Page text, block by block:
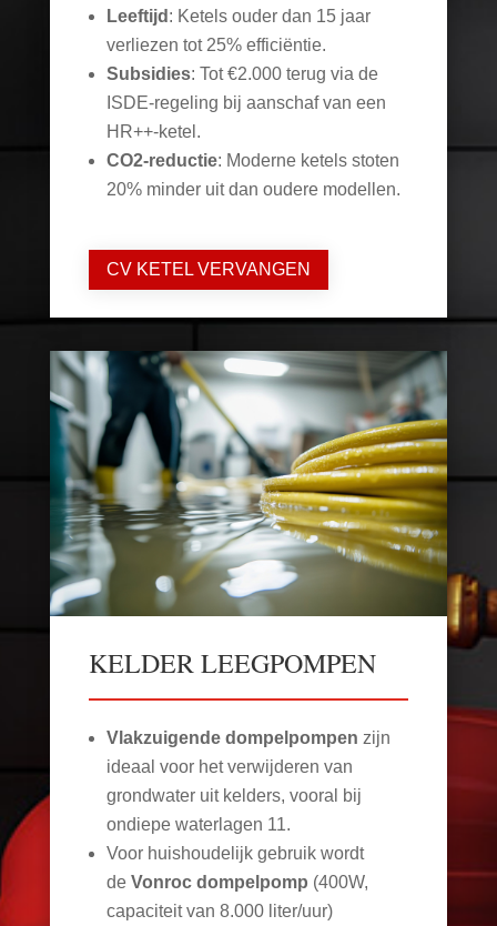
Leeftijd : Ketels ouder dan 15 jaar
verliezen tot 25% efficiëntie.
Subsidies: Tot €2.000 terug via de
ISDE-regeling bij aanschaf van een
HR++-ketel.
CO2-reductie: Moderne ketels stoten
20% minder uit dan oudere modellen.
CV KETEL VERVANGEN
KELDER LEEGPOMPEN
Vlakzuigende dompelpompen zijn
ideaal voor het verwijderen van
grondwater uit kelders, vooral bij
ondiepe waterlagen 11.
Voor huishoudelijk gebruik wordt
de Vonroc dompelpomp (400W,
capaciteit van 8.000 liter/uur)